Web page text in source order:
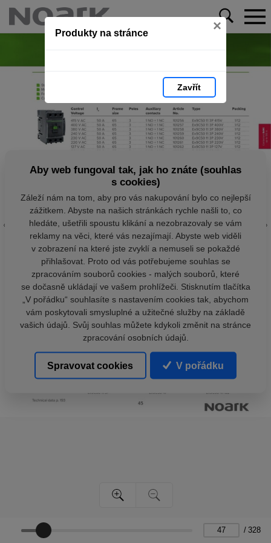
Produkty na stránce ×
Zavřít
/ 328
Aby web fungoval tak, jak ho znáte (souhlas
s cookies)
Záleží nám na tom, aby pro vás nakupování bylo co nejlepší
zážitkem. Abyste na našich stránkách rychle našli to, co
hledáte, ušetřili spoustu klikání a nezobrazovaly se vám
reklamy na věci, které vás nezajímají. Abyste web viděli
v zobrazení na které jste zvyklí a nemuseli se pokaždé
přihlašovat. Proto od vás potřebujeme souhlas se
zpracováním souborů cookies - malých souborů, které
se dočasně ukládají ve vašem prohlížeči. Stisknutím tlačítka
„V pořádku“ souhlasíte s nastavením cookies tak, abychom
vám poskytovali smysluplné a užitečné služby na základě
vašich údajů. Svůj souhlas můžete kdykoli změnit na stránce
zpracování osobních údajů.
Spravovat cookies V pořádku